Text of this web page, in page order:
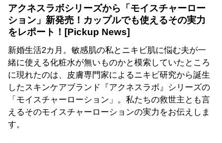
アクネスラボシリーズから「モイスチャーロー
ション」新発売！カップルでも使えるその実力
をレポート！
新婚生活2カ月。敏感肌の私とニキビ肌に悩む夫が一
緒に使える化粧水が無いものかと模索していたところ
に現れたのは、皮膚専門家によるニキビ研究から誕生
したスキンケアブランド『アクネスラボ』シリーズの
「モイスチャーローション」。私たちの救世主とも言
えるそのモイスチャーローションの実力をお伝えしま
す。